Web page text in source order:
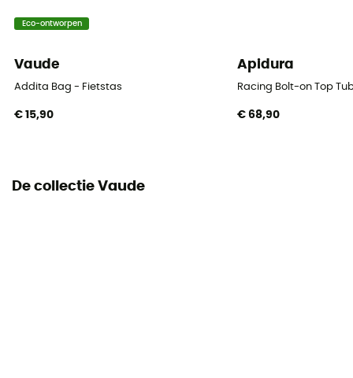
28 L
Dimensie
31 x 30 x 17 cm
Aantal zakken
Eco-ontworpen
Vaude
Addita Bag - Fietstas
€ 15,90
Apidura
Racing Bolt-on Top
€ 68,90
De collectie Vaude